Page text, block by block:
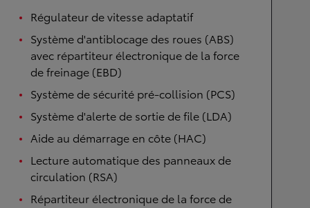
Régulateur de vitesse adaptatif
Système d'antiblocage des roues (ABS)
avec répartiteur électronique de la force
de freinage (EBD)
Système de sécurité pré-collision (PCS)
Système d'alerte de sortie de file (LDA)
Aide au démarrage en côte (HAC)
Lecture automatique des panneaux de
circulation (RSA)
Répartiteur électronique de la force de